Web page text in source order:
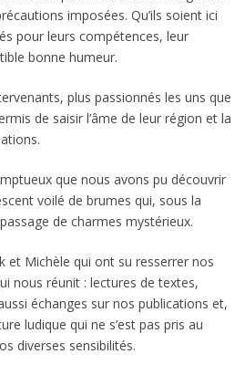
imposées. Qu’ils soient ici
pour leurs compétences, leur
bonne humeur.
plus passionnés les uns que
de saisir l’âme de leur région et la
que nous avons pu découvrir
voilé de brumes qui, sous la
de charmes mystérieux.
et Michèle qui ont su resserrer nos
nous réunit : lectures de textes,
échanges sur nos publications et,
ludique qui ne s’est pas pris au
diverses sensibilités.